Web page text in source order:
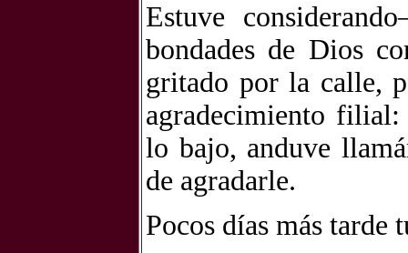
Estuve
bondades de Dios
gritado por la calle,
agradecimiento
lo bajo, anduve
de agradarle.
Pocos días más